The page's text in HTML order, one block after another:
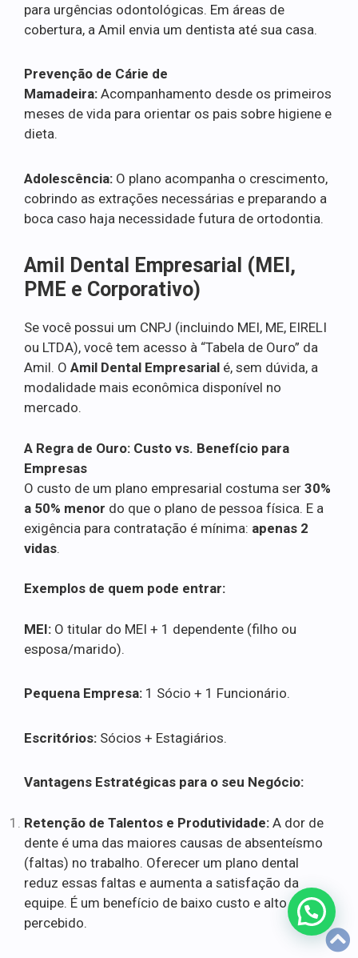
para urgências odontológicas. Em áreas de
cobertura, a Amil envia um dentista até sua casa.
Prevenção de Cárie de
Mamadeira: Acompanhamento desde os primeiros
meses de vida para orientar os pais sobre higiene e
dieta.
Adolescência: O plano acompanha o crescimento,
cobrindo as extrações necessárias e preparando a
boca caso haja necessidade futura de ortodontia.
Amil Dental Empresarial (MEI,
PME e Corporativo)
Se você possui um CNPJ (incluindo MEI, ME, EIRELI
ou LTDA), você tem acesso à “Tabela de Ouro” da
Amil. O Amil Dental Empresarial é, sem dúvida, a
modalidade mais econômica disponível no
mercado.
A Regra de Ouro: Custo vs. Benefício para
Empresas
O custo de um plano empresarial costuma ser 30%
a 50% menor do que o plano de pessoa física. E a
exigência para contratação é mínima: apenas 2
vidas.
Exemplos de quem pode entrar:
MEI: O titular do MEI + 1 dependente (filho ou
esposa/marido).
Pequena Empresa: 1 Sócio + 1 Funcionário.
Escritórios: Sócios + Estagiários.
Vantagens Estratégicas para o seu Negócio:
Retenção de Talentos e Produtividade: A dor de
dente é uma das maiores causas de absenteísmo
(faltas) no trabalho. Oferecer um plano dental
reduz essas faltas e aumenta a satisfação da
equipe. É um benefício de baixo custo e alto valor
percebido.